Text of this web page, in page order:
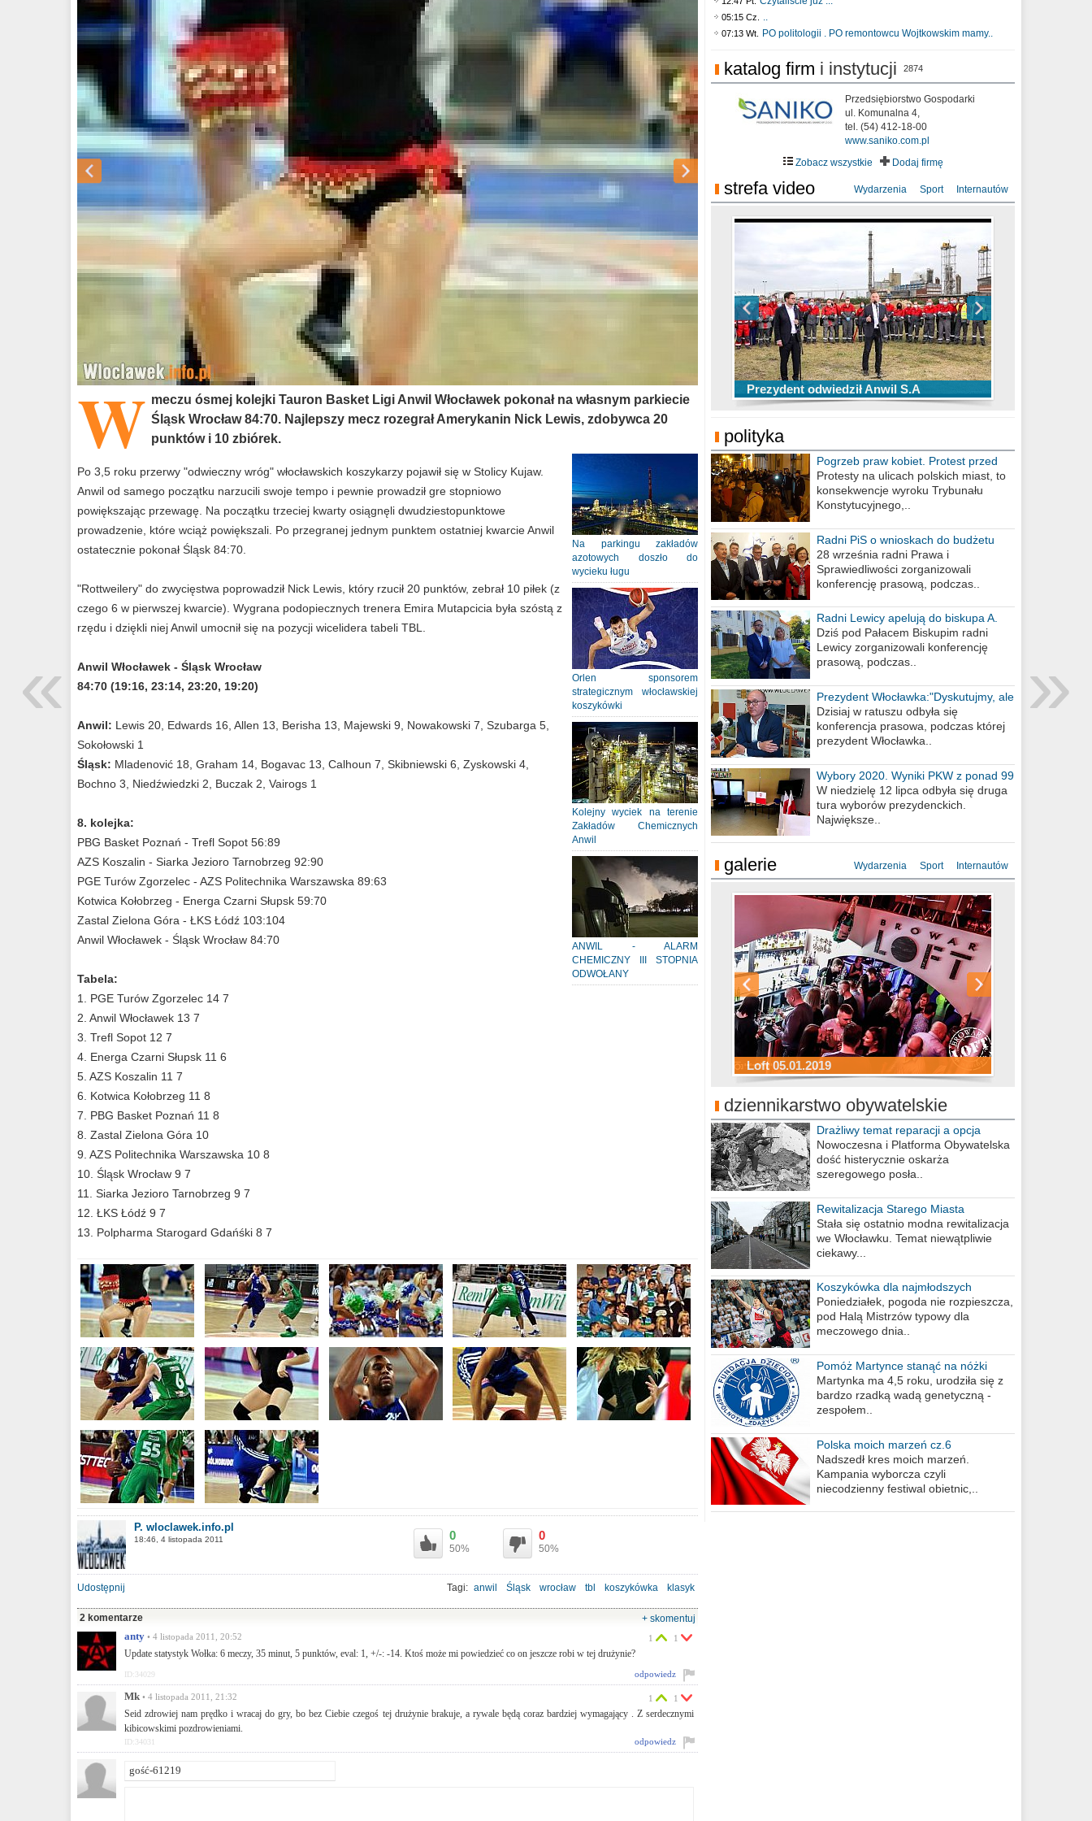
W meczu ósmej kolejki Tauron Basket Ligi Anwil Włocławek pokonał na własnym parkiecie
Śląsk Wrocław 84:70. Najlepszy mecz rozegrał Amerykanin Nick Lewis, zdobywca 20
punktów i 10 zbiórek.
Na parkingu zakładów
azotowych doszło do
wycieku ługu
Orlen sponsorem
strategicznym włocławskiej
koszykówki
Kolejny wyciek na terenie
Zakładów Chemicznych
Anwil
ANWIL - ALARM
CHEMICZNY III STOPNIA
ODWOŁANY
Po 3,5 roku przerwy "odwieczny wróg" włocławskich koszykarzy pojawił się w Stolicy Kujaw.
Anwil od samego początku narzucili swoje tempo i pewnie prowadził gre stopniowo
powiększając przewagę. Na początku trzeciej kwarty osiągnęli dwudziestopunktowe
prowadzenie, które wciąż powiększali. Po przegranej jednym punktem ostatniej kwarcie Anwil
ostatecznie pokonał Śląsk 84:70.
"Rottweilery" do zwycięstwa poprowadził Nick Lewis, który rzucił 20 punktów, zebrał 10 piłek (z
czego 6 w pierwszej kwarcie). Wygrana podopiecznych trenera Emira Mutapcicia była szóstą z
rzędu i dziękli niej Anwil umocnił się na pozycji wicelidera tabeli TBL.
Anwil Włocławek - Śląsk Wrocław
84:70 (19:16, 23:14, 23:20, 19:20)
Anwil: Lewis 20, Edwards 16, Allen 13, Berisha 13, Majewski 9, Nowakowski 7, Szubarga 5,
Sokołowski 1
Śląsk: Mladenović 18, Graham 14, Bogavac 13, Calhoun 7, Skibniewski 6, Zyskowski 4,
Bochno 3, Niedźwiedzki 2, Buczak 2, Vairogs 1
8. kolejka:
PBG Basket Poznań - Trefl Sopot 56:89
AZS Koszalin - Siarka Jezioro Tarnobrzeg 92:90
PGE Turów Zgorzelec - AZS Politechnika Warszawska 89:63
Kotwica Kołobrzeg - Energa Czarni Słupsk 59:70
Zastal Zielona Góra - ŁKS Łódź 103:104
Anwil Włocławek - Śląsk Wrocław 84:70
Tabela:
1. PGE Turów Zgorzelec 14 7
2. Anwil Włocławek 13 7
3. Trefl Sopot 12 7
4. Energa Czarni Słupsk 11 6
5. AZS Koszalin 11 7
6. Kotwica Kołobrzeg 11 8
7. PBG Basket Poznań 11 8
8. Zastal Zielona Góra 10
9. AZS Politechnika Warszawska 10 8
10. Śląsk Wrocław 9 7
11. Siarka Jezioro Tarnobrzeg 9 7
12. ŁKS Łódź 9 7
13. Polpharma Starogard Gdańśki 8 7
P. wloclawek.info.pl
18:46, 4 listopada 2011 0
50%
0
50%
Udostępnij Tagi: anwil Śląsk wrocław tbl koszykówka klasyk
2 komentarze
+ skomentuj
anty • 4 listopada 2011, 20:52
Update statystyk Wołka: 6 meczy, 35 minut, 5 punktów, eval: 1, +/-: -14. Ktoś może mi powiedzieć co on jeszcze robi w tej drużynie?
1 1
odpowiedz
ID:34029
Mk • 4 listopada 2011, 21:32
Seid zdrowiej nam prędko i wracaj do gry, bo bez Ciebie czegoś tej drużynie brakuje, a rywale będą coraz bardziej wymagający . Z serdecznymi
kibicowskimi pozdrowieniami.
1 1
odpowiedz
ID:34031
05:15 Cz. ..
07:13 Wt. PO politologii . PO remontowcu Wojtkowskim mamy..
katalog firm i instytucji 2874
Przedsiębiorstwo Gospodarki
ul. Komunalna 4,
tel. (54) 412-18-00
www.saniko.com.pl
Zobacz wszystkie
Dodaj firmę
strefa video Wydarzenia Sport Internautów
Prezydent odwiedził Anwil S.A
TOP 10 przechwytów Anwilu Włocławek
w EBL w sezonie 2019/2020
TOP 5 rzutów Anwilu Włocławek w BCL
w sezonie 2019/2020
Ni To Ponk - W oczach mamy strach
sixf33t .Last Year DRONE FOOTAGE
Włocławek
XXIII Sesja Rady Miasta Włocławek VIII
kadencji w dniu 09.06.2020 r.
polityka
Pogrzeb praw kobiet. Protest przed
biurem poselskim PiS
Protesty na ulicach polskich miast, to
konsekwencje wyroku Trybunału
Konstytucyjnego,..
Radni PiS o wnioskach do budżetu
miasta na 2021 rok
28 września radni Prawa i
Sprawiedliwości zorganizowali
konferencję prasową, podczas..
Radni Lewicy apelują do biskupa A.
Wiesława Meringa
Dziś pod Pałacem Biskupim radni
Lewicy zorganizowali konferencję
prasową, podczas..
Prezydent Włocławka:"Dyskutujmy, ale
nie obrażajmy się”
Dzisiaj w ratuszu odbyła się
konferencja prasowa, podczas której
prezydent Włocławka..
Wybory 2020. Wyniki PKW z ponad 99
procent obwodów
W niedzielę 12 lipca odbyła się druga
tura wyborów prezydenckich.
Największe..
galerie Wydarzenia Sport Internautów
Loft 05.01.2019
Sylwester Podgrodzie 31.12.2018
Sylwester Pensjonat Michelin 31.12.2018
Sylwester Hotel Młyn 31.12.2018
Sylwester Miejski 31.12.2018
Sylwester Loft 31.12.2018
dziennikarstwo obywatelskie
Drażliwy temat reparacji a opcja
berlińska
Nowoczesna i Platforma Obywatelska
dość histerycznie oskarża
szeregowego posła..
Rewitalizacja Starego Miasta
Stała się ostatnio modna rewitalizacja
we Włocławku. Temat niewątpliwie
ciekawy...
Koszykówka dla najmłodszych
Poniedziałek, pogoda nie rozpieszcza,
pod Halą Mistrzów typowy dla
meczowego dnia..
Pomóż Martynce stanąć na nóżki
Martynka ma 4,5 roku, urodziła się z
bardzo rzadką wadą genetyczną -
zespołem..
Polska moich marzeń cz.6
Nadszedł kres moich marzeń.
Kampania wyborcza czyli
niecodzienny festiwal obietnic,..
»
«